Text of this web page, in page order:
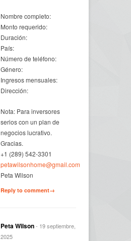
Nombre completo:
Monto requerido:
Duración:
País:
Número de teléfono:
Género:
Ingresos mensuales:
Dirección:
Nota: Para inversores
serios con un plan de
negocios lucrativo.
Gracias.
+1 (289) 542-3301
petawilsonhome@gmail.com
Peta Wilson
Reply to comment→
Peta Wilson- 19 septiembre,
2025